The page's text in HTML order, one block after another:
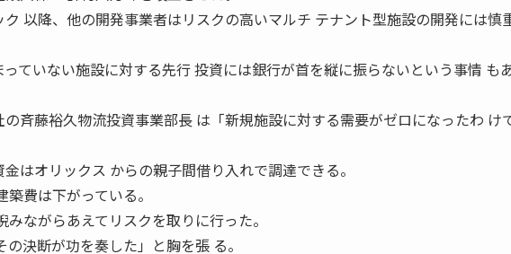
ク 以降、他の開発事業者はリスクの高いマルチ テナント型施設の開発には慎
ていない施設に対する先行 投資には銀行が首を縦に振らないという事情 も
斉藤裕久物流投資事業部長 は「新規施設に対する需要がゼロになったわ け
はオリックス からの親子間借り入れで調達できる。
費は下がっている。
みながらあえてリスクを取りに行った。
の決断が功を奏した」と胸を張 る。